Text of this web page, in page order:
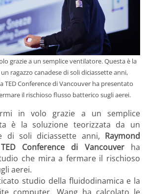
grazie a un semplice ventilatore. Questa è la
ragazzo canadese di soli diciassette anni,
TED Conference di Vancouver ha presentato
il rischioso flusso batterico sugli aerei.
in volo grazie a un semplice
è la soluzione teorizzata da un
di soli diciassette anni, Raymond
TED Conference di Vancouverha
che mira a fermare il rischioso
aerei.
studio della fluidodinamica e la